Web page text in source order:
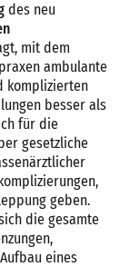
des neu
mit dem
ambulante
komplizierten
besser als
für die
gesetzliche
geben.
die gesamte
eines